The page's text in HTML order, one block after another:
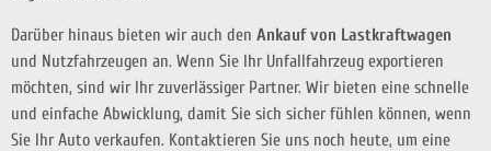
Darüber hinaus bieten wir auch den Ankauf von Lastkraftwagen
und Nutzfahrzeugen an. Wenn Sie Ihr Unfallfahrzeug exportieren
möchten, sind wir Ihr zuverlässiger Partner. Wir bieten eine schnelle
und einfache Abwicklung, damit Sie sich sicher fühlen können, wenn
Sie Ihr Auto verkaufen. Kontaktieren Sie uns noch heute, um eine